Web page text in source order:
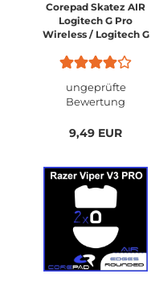
Corepad Skatez AIR
Logitech G Pro
Wireless / Logitech G
Wireless
ungeprüfte
Bewertung
9,49 EUR